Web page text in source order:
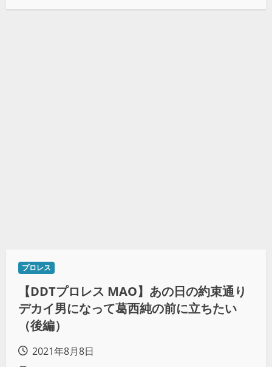
プロレス
【DDTプロレス MAO】あの日の約束通り
デカイ男になって葛西純の前に立ちたい
（後編）
2021年8月8日